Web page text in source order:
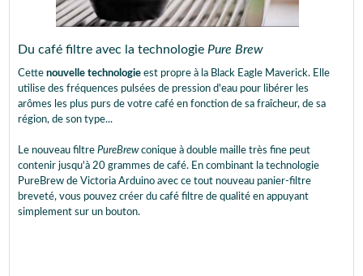
Du café filtre avec la technologie Pure Brew
Cette nouvelle technologie est propre à la Black Eagle Maverick. Elle
utilise des fréquences pulsées de pression d'eau pour libérer les
arômes les plus purs de votre café en fonction de sa fraîcheur, de sa
région, de son type...
Le nouveau filtre PureBrewconique à double maille très fine peut
contenir jusqu'à 20 grammes de café. En combinant la technologie
PureBrew de Victoria Arduino avec ce tout nouveau panier-filtre
breveté, vous pouvez créer du café filtre de qualité en appuyant
simplement sur un bouton.